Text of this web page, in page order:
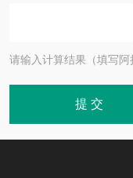
请输入计算结果（填写